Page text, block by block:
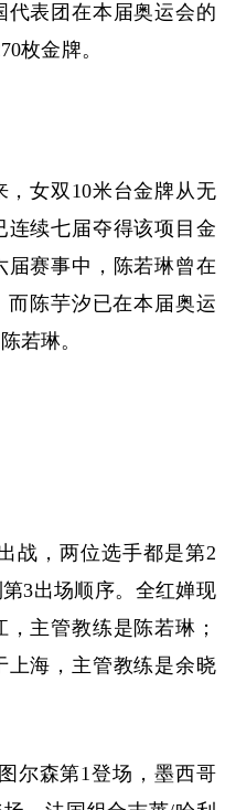
代表团在本届奥运会的
枚金牌。
，女双10米台金牌从无
续七届夺得该项目金
届赛事中，陈若琳曾在
而陈芋汐已在本届奥运
若琳。
战，两位选手都是第2
3出场顺序。全红婵现
主管教练是陈若琳；
上海，主管教练是余晓
尔森第1登场，墨西哥